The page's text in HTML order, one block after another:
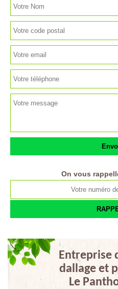
On vous
Entreprise
dallage et
Le